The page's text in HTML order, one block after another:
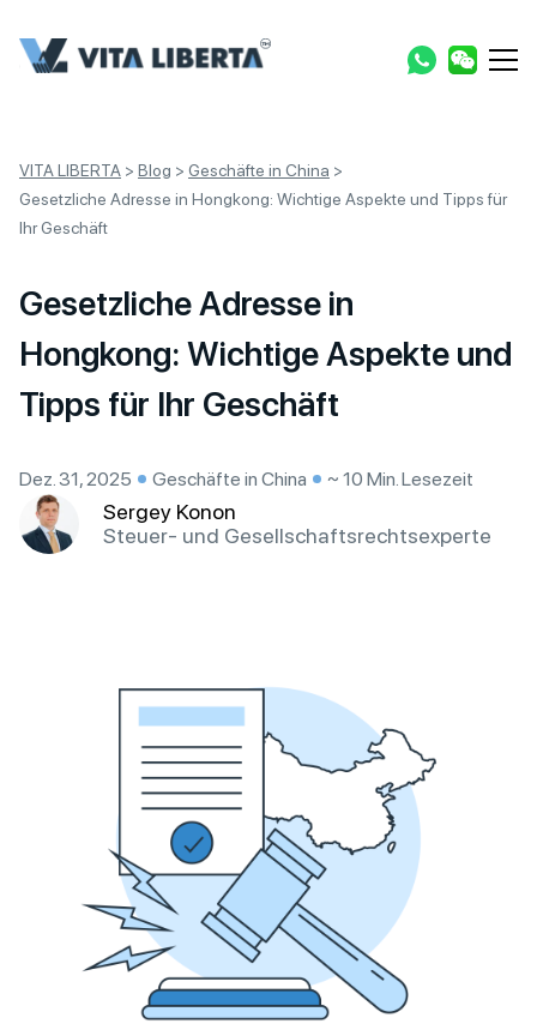
VITA LIBERTA > Blog > Geschäfte in China >
Gesetzliche Adresse in Hongkong: Wichtige Aspekte und Tipps für
Ihr Geschäft
Gesetzliche Adresse in
Hongkong: Wichtige Aspekte und
Tipps für Ihr Geschäft
Dez. 31, 2025 Geschäfte in China ~ 10 Min. Lesezeit
Sergey Konon
Steuer- und Gesellschaftsrechtsexperte